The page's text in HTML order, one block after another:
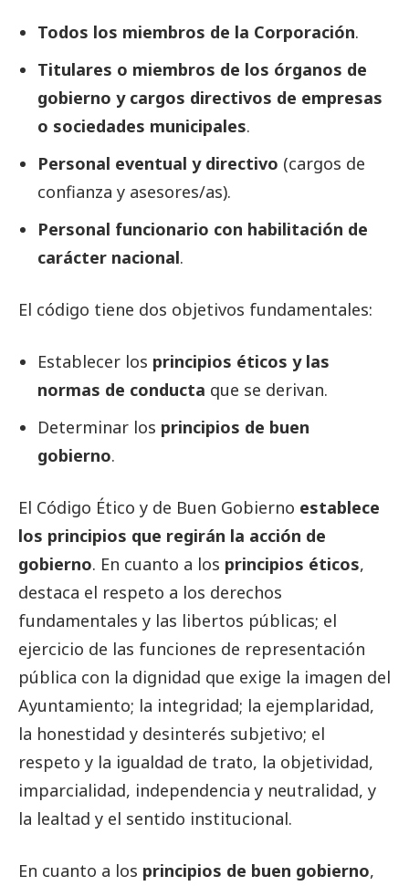
Todos los miembros de la Corporación.
Titulares o miembros de los órganos de
gobierno y cargos directivos de empresas
o sociedades municipales.
Personal eventual y directivo (cargos de
confianza y asesores/as).
Personal funcionario con habilitación de
carácter nacional.
El código tiene dos objetivos fundamentales:
Establecer los principios éticos y las
normas de conducta que se derivan.
Determinar los principios de buen
gobierno.
El Código Ético y de Buen Gobierno establece
los principios que regirán la acción de
gobierno. En cuanto a los principios éticos,
destaca el respeto a los derechos
fundamentales y las libertos públicas; el
ejercicio de las funciones de representación
pública con la dignidad que exige la imagen del
Ayuntamiento; la integridad; la ejemplaridad,
la honestidad y desinterés subjetivo; el
respeto y la igualdad de trato, la objetividad,
imparcialidad, independencia y neutralidad, y
la lealtad y el sentido institucional.
En cuanto a los principios de buen gobierno,